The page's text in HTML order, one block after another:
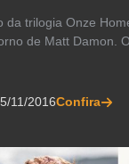
da trilogia Onze
de Matt Damon.
11/2016Confira